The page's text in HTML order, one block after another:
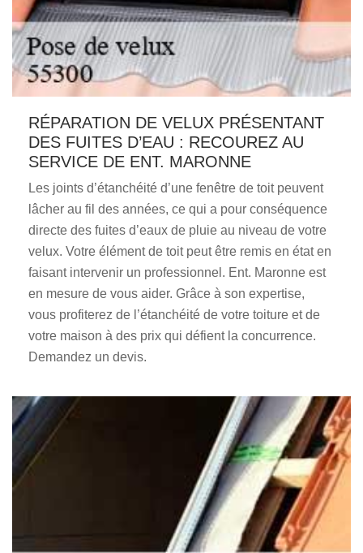
RÉPARATION DE VELUX PRÉSENTANT
DES FUITES D’EAU : RECOUREZ AU
SERVICE DE ENT. MARONNE
Les joints d’étanchéité d’une fenêtre de toit peuvent
lâcher au fil des années, ce qui a pour conséquence
directe des fuites d’eaux de pluie au niveau de votre
velux. Votre élément de toit peut être remis en état en
faisant intervenir un professionnel. Ent. Maronne est
en mesure de vous aider. Grâce à son expertise,
vous profiterez de l’étanchéité de votre toiture et de
votre maison à des prix qui défient la concurrence.
Demandez un devis.